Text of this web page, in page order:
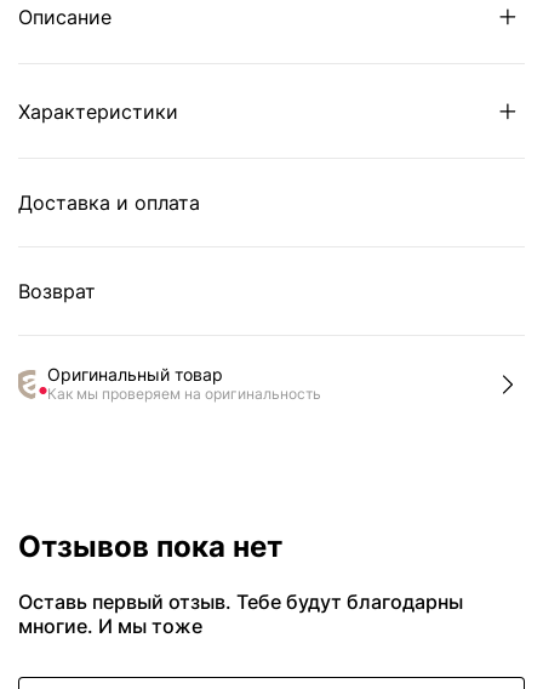
Описание
Характеристики
Доставка и оплата
Возврат
Оригинальный товар
Как мы проверяем на оригинальность
Отзывов пока нет
Оставь первый отзыв. Тебе будут благодарны
многие. И мы тоже